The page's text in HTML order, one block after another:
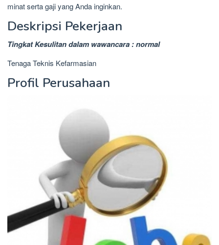
minat serta gaji yang Anda inginkan.
Deskripsi Pekerjaan
Tingkat Kesulitan dalam wawancara : normal
Tenaga Teknis Kefarmasian
Profil Perusahaan